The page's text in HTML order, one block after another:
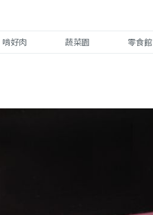
啃好肉 蔬菜園 零食館